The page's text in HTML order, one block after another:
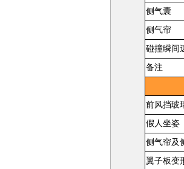
侧气囊
侧气帘
碰撞瞬间
备注
前风挡玻
假人坐姿
侧气帘及
翼子板变